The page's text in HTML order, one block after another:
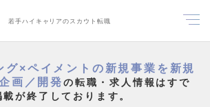
若手ハイキャリアのスカウト転職
×ペイメントの新規事業を新規
画／開発の転職・求人情報はすで
載が終了しております。